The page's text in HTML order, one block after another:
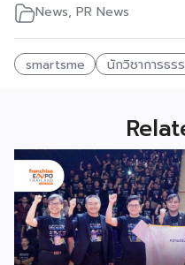
News, PR News
smartsme นักวิชาการธร